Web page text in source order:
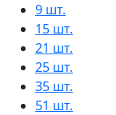
9 шт.
15 шт.
21 шт.
25 шт.
35 шт.
51 шт.